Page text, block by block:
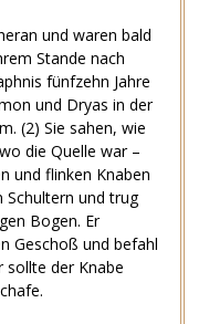
und waren bald
Stande nach
fünfzehn Jahre
und Dryas in der
(2) Sie sahen, wie
die Quelle war –
und flinken Knaben
Schultern und trug
Bogen. Er
Geschoß und befahl
sollte der Knabe